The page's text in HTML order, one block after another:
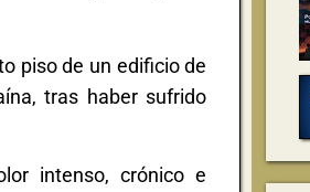
piso de un edificio de
tras haber sufrido
intenso, crónico e